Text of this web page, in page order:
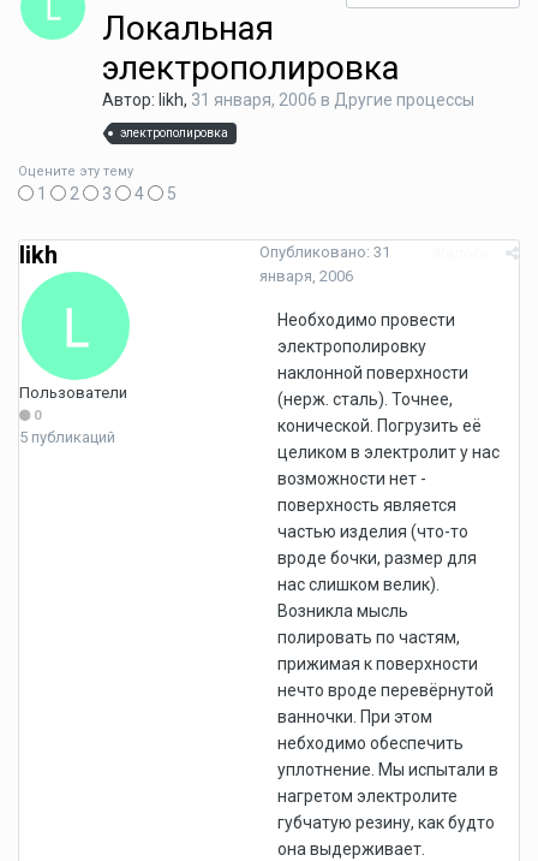
Локальная
электрополировка
Автор: likh, 31 января, 2006 в Другие процессы
электрополировка
Оцените эту тему
1 2 3 4 5
likh
Пользователи
0
5 публикаций
Опубликовано: 31
января, 2006
Необходимо провести
электрополировку
наклонной поверхности
(нерж. сталь). Точнее,
конической. Погрузить её
целиком в электролит у нас
возможности нет -
поверхность является
частью изделия (что-то
вроде бочки, размер для
нас слишком велик).
Возникла мысль
полировать по частям,
прижимая к поверхности
нечто вроде перевёрнутой
ванночки. При этом
небходимо обеспечить
уплотнение. Мы испытали в
нагретом электролите
губчатую резину, как будто
она выдерживает.